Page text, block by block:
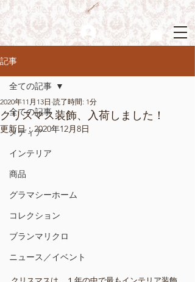
GRAMERCY HOME
ログイン
記事
全ての記事
メディア
インテリア
商品
グラマシーホーム
コレクション
ブランマリクロ
ニュース／イベント
全ての記事
クリスマス装飾、入荷しました！
2020年11月13日 読了時間: 1分
更新日：2020年12月8日